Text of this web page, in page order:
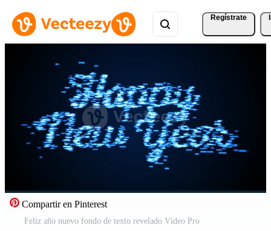
Regístrate
Compartir en Pinterest
Feliz año nuevo fondo de texto revelado Vídeo Pro